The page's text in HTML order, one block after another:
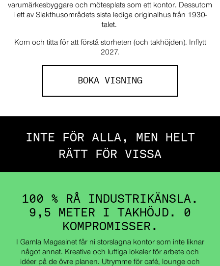
varumärkesbyggare och mötesplats som ett kontor. Dessutom
i ett av Slakthusområdets sista lediga originalhus från 1930-
talet.
Kom och titta för att förstå storheten (och takhöjden). Inflytt
2027.
BOKA VISNING
INTE FÖR ALLA, MEN HELT
RÄTT FÖR VISSA
100 % RÅ INDUSTRIKÄNSLA.
9,5 METER I TAKHÖJD. 0
KOMPROMISSER.
I Gamla Magasinet får ni storslagna kontor som inte liknar
något annat. Kreativa och luftiga lokaler för arbete och
idéer på de övre planen. Utrymme för café, lounge och